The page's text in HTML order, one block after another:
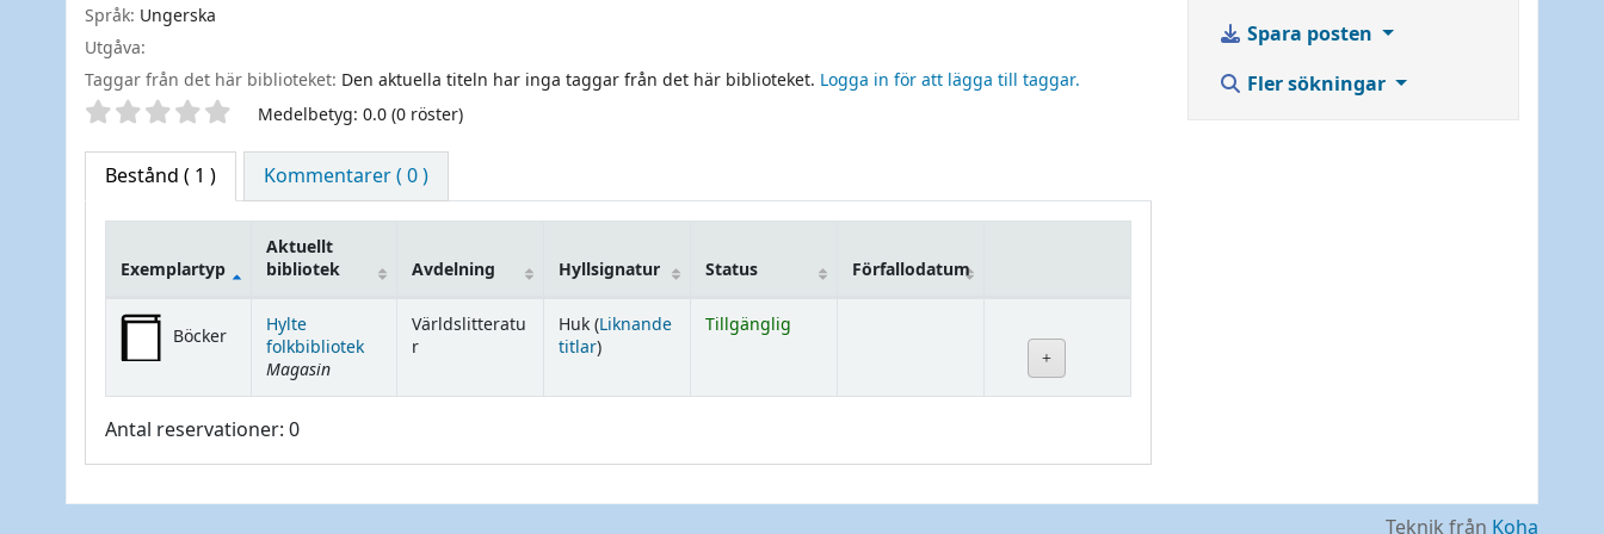
Språk: Ungerska
Utgåva:
Taggar från det här biblioteket: Den aktuella titeln har inga taggar från det här biblioteket. Logga in för att lägga till taggar.
Betyg Medelbetyg: 0.0 (0 röster)
Bestånd ( 1 ) Kommentarer ( 0 )
Bestånd
Exemplartyp
Aktuellt
bibliotek
Avdelning Hyllsignatur Status Förfallodatum
Böcker
Hylte
folkbibliotek
Magasin
Världslitteratu
r
Huk (Liknande
titlar(Öppnas nedan)
)
Tillgänglig
Antal reservationer: 0
Spara posten
Fler sökningar
Teknik från Koha